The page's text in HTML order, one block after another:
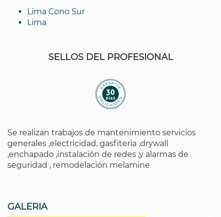
Lima Cono Sur
Lima
SELLOS DEL PROFESIONAL
Se realizan trabajos de mantenimiento servicios
generales ,electricidad, gasfiteria ,drywall
,enchapado ,instalación de redes ,y alarmas de
seguridad , remodelación melamine
GALERIA